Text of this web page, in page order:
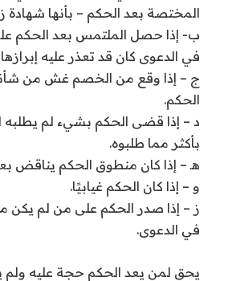
المختصة بعد الحكم – بأنها شهادة
ب- إذا حصل الملتمس بعد الحكم
في الدعوى كان قد تعذر عليه
ج – إذا وقع من الخصم غش من شأنه
الحكم.
د – إذا قضى الحكم بشيء لم
بأكثر مما طلبوه.
هـ – إذا كان منطوق الحكم يناقض
و – إذا كان الحكم غيابيًا.
ز – إذا صدر الحكم على من لم يكن
في الدعوى.
يحق لمن يعد الحكم حجة عليه ولم